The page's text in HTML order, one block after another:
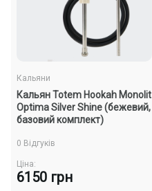
Кальяни
Кальян Totem Hookah Monolit
Optima Silver Shine (бежевий,
базовий комплект)
0 Відгуків
Ціна:
6150 грн